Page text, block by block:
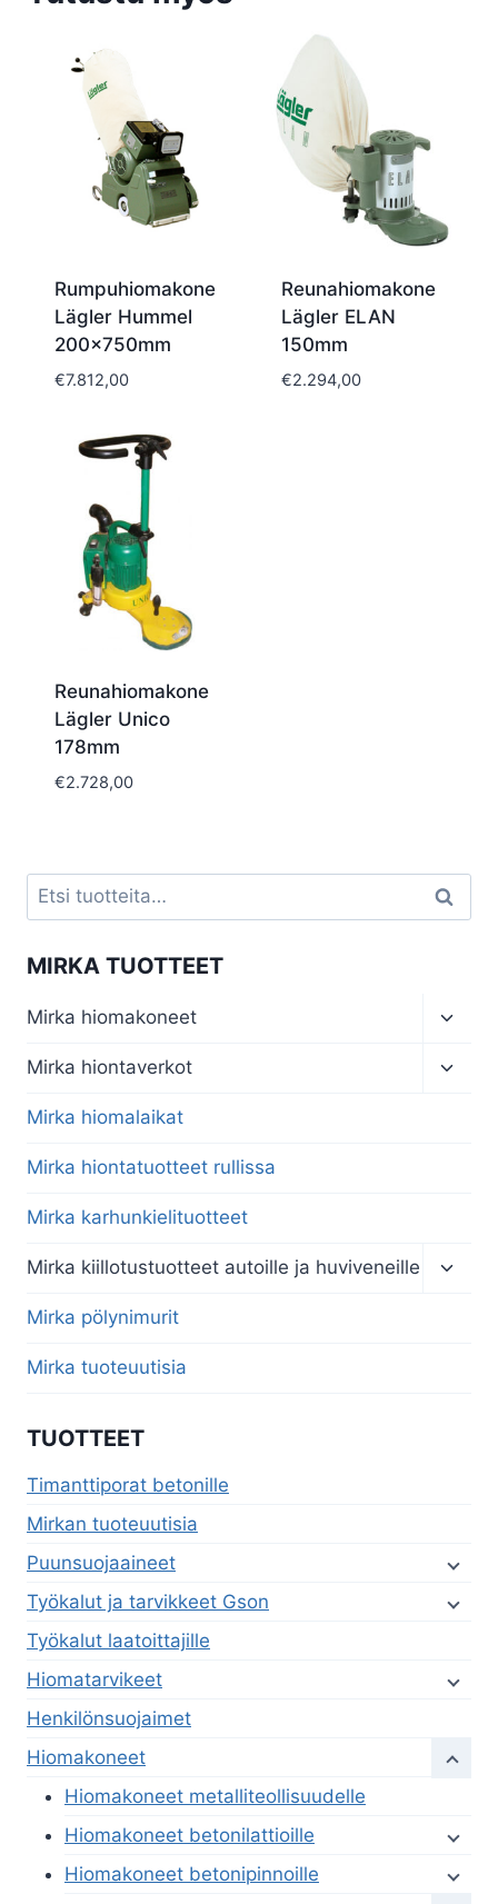
Rumpuhiomakone
Lägler Hummel
200x750mm
€7.812,00
Reunahiomakone
Lägler ELAN
150mm
€2.294,00
Reunahiomakone
Lägler Unico
178mm
€2.728,00
Etsi: Haku
MIRKA TUOTTEET
Mirka hiomakoneet
menu
Mirka hiontaverkot
Mirka hiomalaikat
Mirka hiontatuotteet rullissa
Mirka karhunkielituotteet
Mirka kiillotustuotteet autoille ja huviveneille
Mirka pölynimurit
Mirka tuoteuutisia
TUOTTEET
Timanttiporat betonille
Mirkan tuoteuutisia
Puunsuojaaineet
Työkalut ja tarvikkeet Gson
Työkalut laatoittajille
Hiomatarvikeet
Henkilönsuojaimet
Hiomakoneet
Hiomakoneet metalliteollisuudelle
Hiomakoneet betonilattioille
Hiomakoneet betonipinnoille